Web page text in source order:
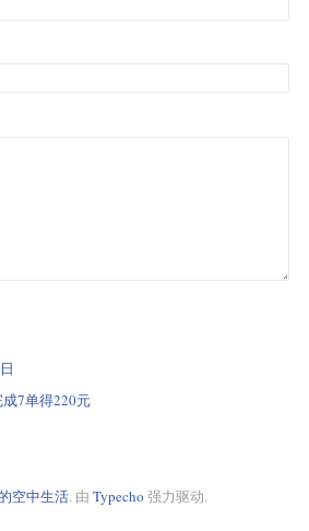
7单得220元
空中生活. 由 Typecho 强力驱动.